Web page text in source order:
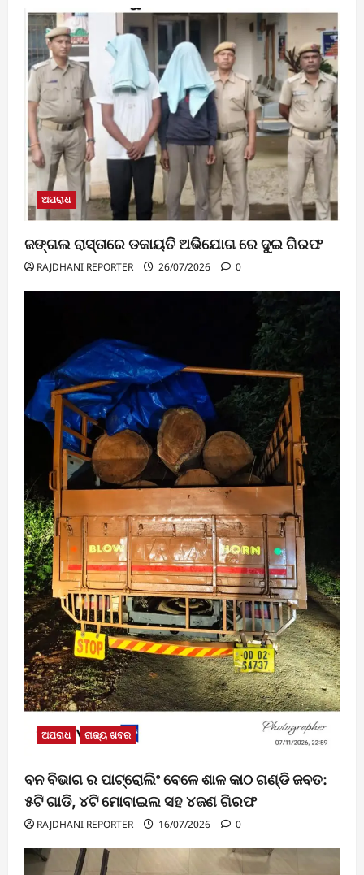
ଅପରାଧ
ଜଙ୍ଗଲ ରାସ୍ତାରେ ଡକାୟତି ଅଭିଯୋଗ ରେ ଦୁଇ ଗିରଫ
RAJDHANI REPORTER 26/07/2026 0
ଅପରାଧ ରାଜ୍ୟ ଖବର
ବନ ବିଭାଗ ର ପାଟ୍ରୋଲିଂ ବେଳେ ଶାଳ କାଠ ଗଣ୍ଡି ଜବତ:
୫ଟି ଗାଡି, ୪ଟି ମୋବାଇଲ ସହ ୪ଜଣ ଗିରଫ
RAJDHANI REPORTER 16/07/2026 0